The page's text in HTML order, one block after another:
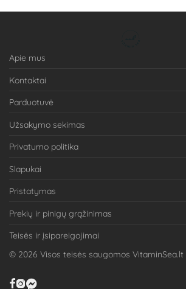
Apie mus
Kontaktai
Parduotuvė
Užsakymo sekimas
Privatumo politika
Slapukai
Pristatymas
Prekių ir pinigų grąžinimas
Teisės ir įsipareigojimai
© 2026 Visos teisės saugomos VitaminSea.lt